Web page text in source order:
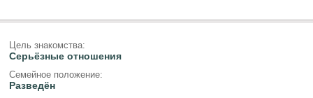
Цель знакомства:
Серьёзные отношения
Семейное положение:
Разведён